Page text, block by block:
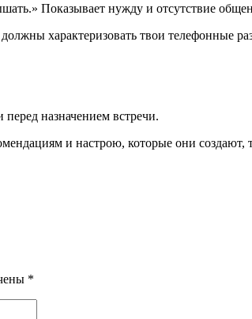
Показывает нужду и отсутствие
характеризовать твои телефонные
назначением встречи.
и настрою, которые они
*